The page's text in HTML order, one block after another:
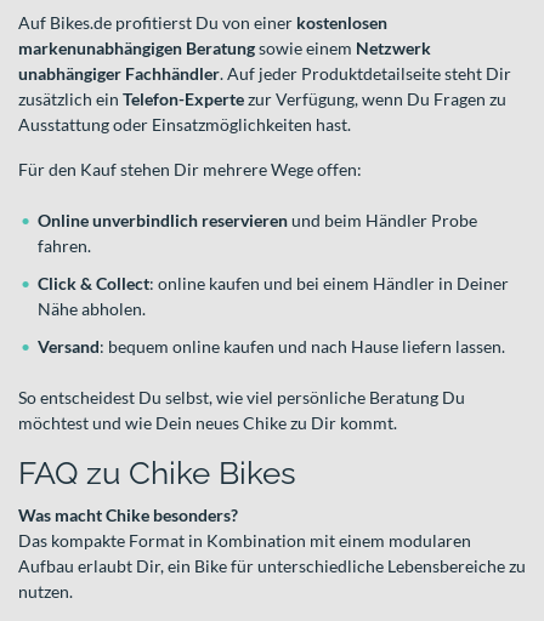
Auf Bikes.de profitierst Du von einer kostenlosen
markenunabhängigen Beratungsowie einem Netzwerk
unabhängiger Fachhändler. Auf jeder Produktdetailseite steht Dir
zusätzlich ein Telefon-Expertezur Verfügung, wenn Du Fragen zu
Ausstattung oder Einsatzmöglichkeiten hast.
Für den Kauf stehen Dir mehrere Wege offen:
Online unverbindlich reservierenund beim Händler Probe
fahren.
Click & Collect: online kaufen und bei einem Händler in Deiner
Nähe abholen.
Versand: bequem online kaufen und nach Hause liefern lassen.
So entscheidest Du selbst, wie viel persönliche Beratung Du
möchtest und wie Dein neues Chike zu Dir kommt.
FAQ zu Chike Bikes
Was macht Chike besonders?
Das kompakte Format in Kombination mit einem modularen
Aufbau erlaubt Dir, ein Bike für unterschiedliche Lebensbereiche zu
nutzen.